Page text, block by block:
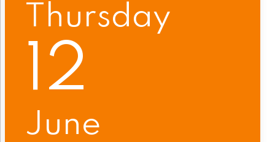
Thursday
12
June